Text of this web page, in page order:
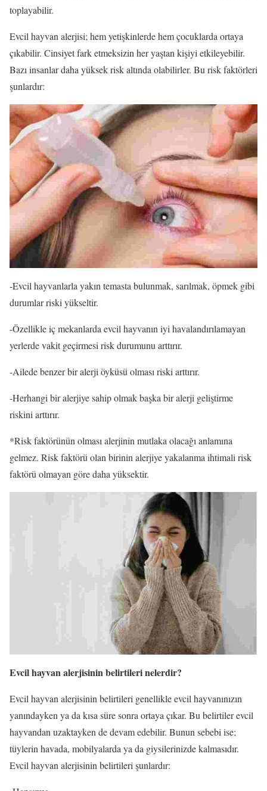
toplayabilir.
Evcil hayvan alerjisi; hem yetişkinlerde hem çocuklarda ortaya
çıkabilir. Cinsiyet fark etmeksizin her yaştan kişiyi etkileyebilir.
Bazı insanlar daha yüksek risk altında olabilirler. Bu risk faktörleri
şunlardır:
-Evcil hayvanlarla yakın temasta bulunmak, sarılmak, öpmek gibi
durumlar riski yükseltir.
-Özellikle iç mekanlarda evcil hayvanın iyi havalandırılamayan
yerlerde vakit geçirmesi risk durumunu arttırır.
-Ailede benzer bir alerji öyküsü olması riski arttırır.
-Herhangi bir alerjiye sahip olmak başka bir alerji geliştirme
riskini arttırır.
*Risk faktörünün olması alerjinin mutlaka olacağı anlamına
gelmez. Risk faktörü olan birinin alerjiye yakalanma ihtimali risk
faktörü olmayan göre daha yüksektir.
Evcil hayvan alerjisinin belirtileri nelerdir?
Evcil hayvan alerjisinin belirtileri genellikle evcil hayvanınızın
yanındayken ya da kısa süre sonra ortaya çıkar. Bu belirtiler evcil
hayvandan uzaktayken de devam edebilir. Bunun sebebi ise;
tüylerin havada, mobilyalarda ya da giysilerinizde kalmasıdır.
Evcil hayvan alerjisinin belirtileri şunlardır: